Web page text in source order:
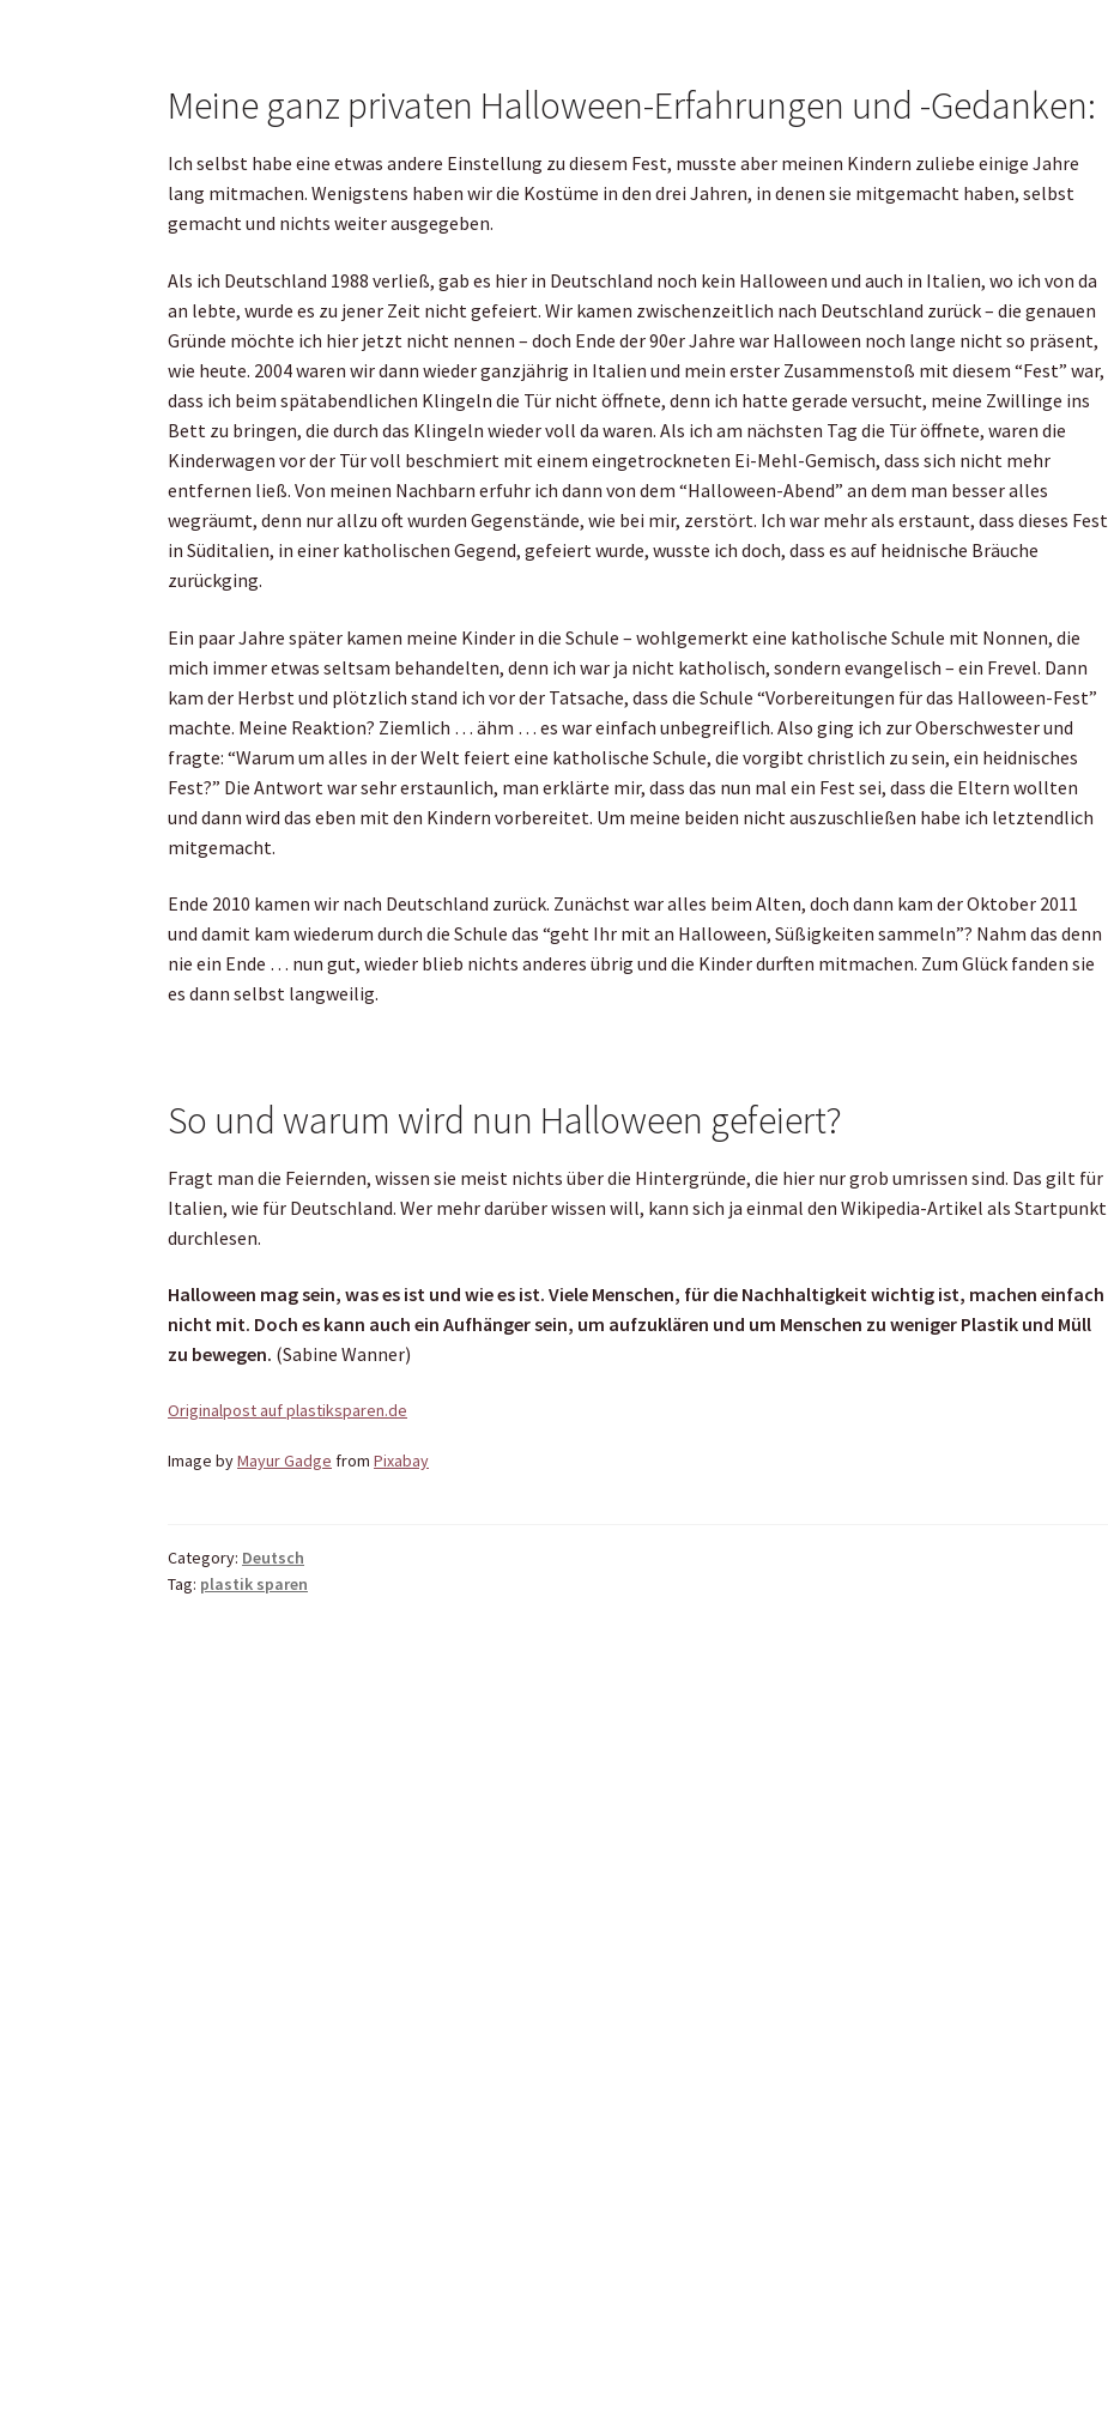
Meine ganz privaten Halloween-Erfahrungen und -Gedanken:
Ich selbst habe eine etwas andere Einstellung zu diesem Fest, musste aber meinen Kindern zuliebe einige Jahre
lang mitmachen. Wenigstens haben wir die Kostüme in den drei Jahren, in denen sie mitgemacht haben, selbst
gemacht und nichts weiter ausgegeben.
Als ich Deutschland 1988 verließ, gab es hier in Deutschland noch kein Halloween und auch in Italien, wo ich von da
an lebte, wurde es zu jener Zeit nicht gefeiert. Wir kamen zwischenzeitlich nach Deutschland zurück – die genauen
Gründe möchte ich hier jetzt nicht nennen – doch Ende der 90er Jahre war Halloween noch lange nicht so präsent,
wie heute. 2004 waren wir dann wieder ganzjährig in Italien und mein erster Zusammenstoß mit diesem “Fest” war,
dass ich beim spätabendlichen Klingeln die Tür nicht öffnete, denn ich hatte gerade versucht, meine Zwillinge ins
Bett zu bringen, die durch das Klingeln wieder voll da waren. Als ich am nächsten Tag die Tür öffnete, waren die
Kinderwagen vor der Tür voll beschmiert mit einem eingetrockneten Ei-Mehl-Gemisch, dass sich nicht mehr
entfernen ließ. Von meinen Nachbarn erfuhr ich dann von dem “Halloween-Abend” an dem man besser alles
wegräumt, denn nur allzu oft wurden Gegenstände, wie bei mir, zerstört. Ich war mehr als erstaunt, dass dieses Fest
in Süditalien, in einer katholischen Gegend, gefeiert wurde, wusste ich doch, dass es auf heidnische Bräuche
zurückging.
Ein paar Jahre später kamen meine Kinder in die Schule – wohlgemerkt eine katholische Schule mit Nonnen, die
mich immer etwas seltsam behandelten, denn ich war ja nicht katholisch, sondern evangelisch – ein Frevel. Dann
kam der Herbst und plötzlich stand ich vor der Tatsache, dass die Schule “Vorbereitungen für das Halloween-Fest”
machte. Meine Reaktion? Ziemlich … ähm … es war einfach unbegreiflich. Also ging ich zur Oberschwester und
fragte: “Warum um alles in der Welt feiert eine katholische Schule, die vorgibt christlich zu sein, ein heidnisches
Fest?” Die Antwort war sehr erstaunlich, man erklärte mir, dass das nun mal ein Fest sei, dass die Eltern wollten
und dann wird das eben mit den Kindern vorbereitet. Um meine beiden nicht auszuschließen habe ich letztendlich
mitgemacht.
Ende 2010 kamen wir nach Deutschland zurück. Zunächst war alles beim Alten, doch dann kam der Oktober 2011
und damit kam wiederum durch die Schule das “geht Ihr mit an Halloween, Süßigkeiten sammeln”? Nahm das denn
nie ein Ende … nun gut, wieder blieb nichts anderes übrig und die Kinder durften mitmachen. Zum Glück fanden sie
es dann selbst langweilig.
So und warum wird nun Halloween gefeiert?
Fragt man die Feiernden, wissen sie meist nichts über die Hintergründe, die hier nur grob umrissen sind. Das gilt für
Italien, wie für Deutschland. Wer mehr darüber wissen will, kann sich ja einmal den Wikipedia-Artikel als Startpunkt
durchlesen.
Halloween mag sein, was es ist und wie es ist. Viele Menschen, für die Nachhaltigkeit wichtig ist, machen einfach
nicht mit. Doch es kann auch ein Aufhänger sein, um aufzuklären und um Menschen zu weniger Plastik und Müll
zu bewegen. (Sabine Wanner)
Originalpost auf plastiksparen.de
Image byMayur Gadge fromPixabay
Category: Deutsch
Tag: plastik sparen